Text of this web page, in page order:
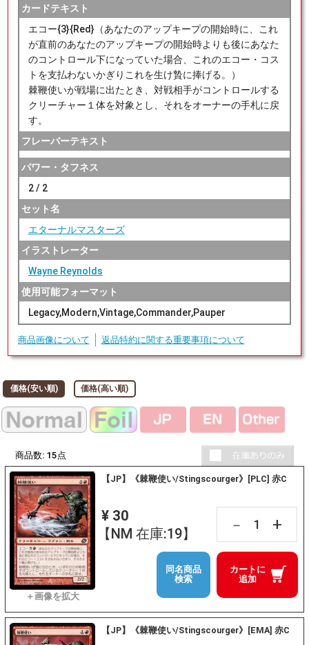
カードテキスト
エコー{3}{Red}（あなたのアップキープの開始時に、これ
が直前のあなたのアップキープの開始時よりも後にあなた
のコントロール下になっていた場合、これのエコー・コス
トを支払わないかぎりこれを生け贄に捧げる。）
棘鞭使いが戦場に出たとき、対戦相手がコントロールする
クリーチャー１体を対象とし、それをオーナーの手札に戻
す。
フレーバーテキスト
パワー・タフネス
2 / 2
セット名
エターナルマスターズ
イラストレーター
Wayne Reynolds
使用可能フォーマット
Legacy,Modern,Vintage,Commander,Pauper
商品画像について 返品特約に関する重要事項について
価格(安い順) 価格(高い順)
商品数: 15 点
【JP】《棘鞭使い/Stingscourger》[PLC] 赤C
¥ 30
【NM 在庫:19】
－ +
カートに
追加
同名商品
検索
【JP】《棘鞭使い/Stingscourger》[EMA] 赤C